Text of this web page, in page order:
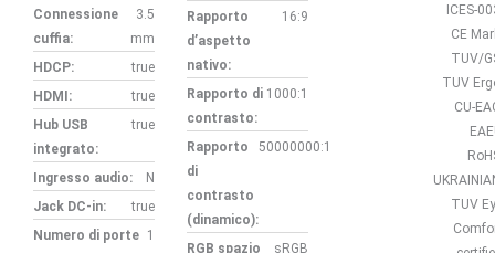
Connessione
cuffia:
3.5
mm
HDCP:
true
HDMI:
true
Hub USB
integrato:
true
Ingresso audio:
N
Jack DC-in:
true
Numero di porte 1
Rapporto
d’aspetto
nativo:
16:9
Rapporto di
contrasto:
1000:1
Rapporto
di
contrasto
(dinamico):
50000000:1
RGB spazio
sRGB
ICES-
CE
TUV/
TUV
CU-
TUV